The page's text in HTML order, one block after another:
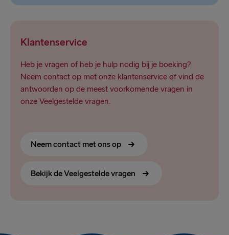
Klantenservice
Heb je vragen of heb je hulp nodig bij je boeking?
Neem contact op met onze klantenservice of vind de
antwoorden op de meest voorkomende vragen in
onze Veelgestelde vragen.
Neem contact met ons op
Bekijk de Veelgestelde vragen